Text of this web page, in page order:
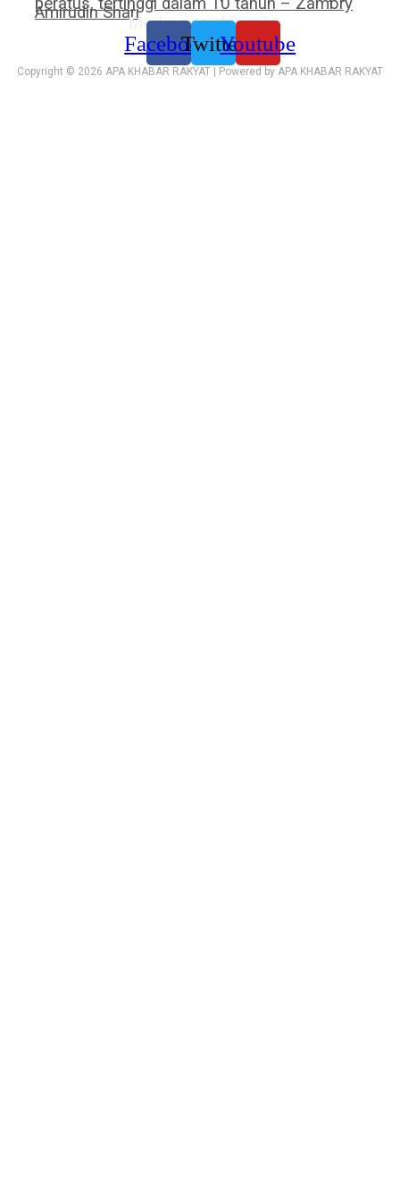
Amirudin Shari
Media sosial kami:
FacebookTwitterYoutube
Copyright © 2026 APA KHABAR RAKYAT | Powered by APA KHABAR RAKYAT